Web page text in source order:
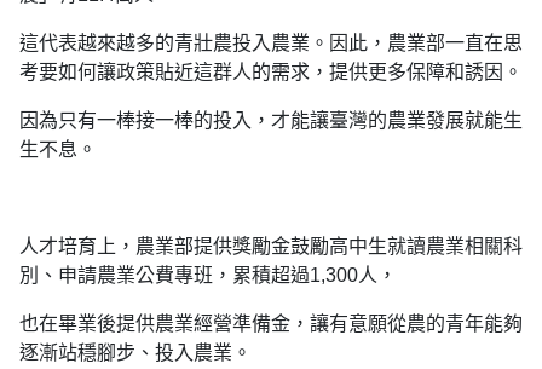
這代表越來越多的青壯農投入農業。因此，農業部一直在思
考要如何讓政策貼近這群人的需求，提供更多保障和誘因。
因為只有一棒接一棒的投入，才能讓臺灣的農業發展就能生
生不息。
人才培育上，農業部提供獎勵金鼓勵高中生就讀農業相關科
別、申請農業公費專班，累積超過1,300人，
也在畢業後提供農業經營準備金，讓有意願從農的青年能夠
逐漸站穩腳步、投入農業。